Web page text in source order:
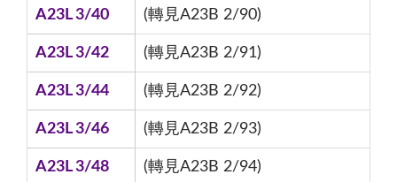
A23L 3/40 (轉見A23B 2/90)
A23L 3/42 (轉見A23B 2/91)
A23L 3/44 (轉見A23B 2/92)
A23L 3/46 (轉見A23B 2/93)
A23L 3/48 (轉見A23B 2/94)